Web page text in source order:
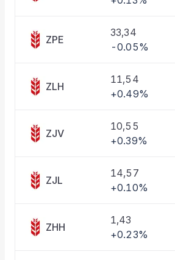
ZPE
33,34
-0.05%
ZLH
11,54
+0.49%
ZJV
10,55
+0.39%
ZJL
14,57
+0.10%
ZHH
1,43
+0.23%